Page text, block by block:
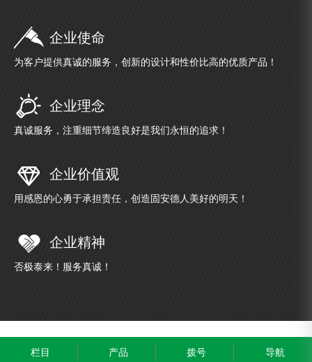
企业使命
为客户提供真诚的服务，创新的设计和性价比高的优质产品！
企业理念
真诚服务，注重细节缔造良好是我们永恒的追求！
企业价值观
用感恩的心勇于承担责任，创造固安德人美好的明天！
企业精神
否极泰来！服务真诚！
栏目 产品 拨号 导航